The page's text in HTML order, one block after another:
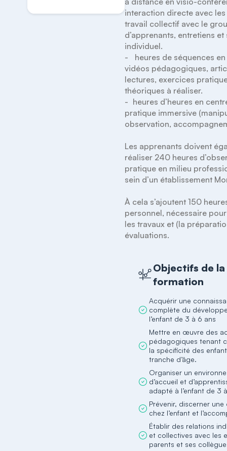
interaction directe avec
travail collectif avec le
d’apprenants, entretiens et
individuel.
-	 heures de séquences en autonomie :
vidéos pédagogiques,
lectures, exercices
théoriques à réaliser.
-	heures d’heures en centre : cours et
pratique immersive
observation,
Les apprenants doivent
réaliser 240 heures
pratique en milieu
sein d’un établissement
À cela s’ajoutent 150
personnel, nécessaire
les travaux et (la
évaluations.
Objectifs de la
formation
Acquérir une
complète du
l’enfant de 3 à 6 ans
Mettre en œuvre des
pédagogiques tenant
la spécificité des
tranche d’âge.
Organiser un
d’accueil et
adapté à l’enfant de 3
Prévenir, discerner
chez l’enfant et
Établir des relations
et collectives avec les
parents et ses